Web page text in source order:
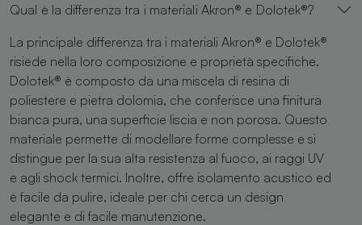
Qual è la differenza tra i materiali Akron® e Dolotek®?
La principale differenza tra i materiali Akron® e Dolotek®
risiede nella loro composizione e proprietà specifiche.
Dolotek® è composto da una miscela di resina di
poliestere e pietra dolomia, che conferisce una finitura
bianca pura, una superficie liscia e non porosa. Questo
materiale permette di modellare forme complesse e si
distingue per la sua alta resistenza al fuoco, ai raggi UV
e agli shock termici. Inoltre, offre isolamento acustico ed
è facile da pulire, ideale per chi cerca un design
elegante e di facile manutenzione.